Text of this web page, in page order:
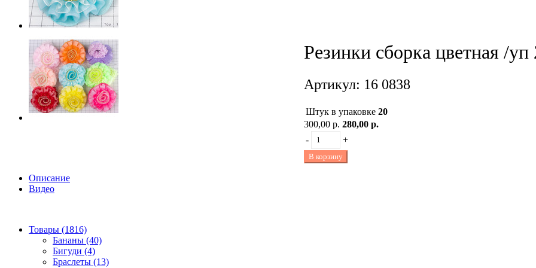
Резинки сборка цветная /уп
Артикул: 16 0838
Штук в упаковке 20
300,00 р. 280,00 р.
-
+
В корзину
Описание
Видео
Товары (1816)
Бананы (40)
Бигуди (4)
Браслеты (13)